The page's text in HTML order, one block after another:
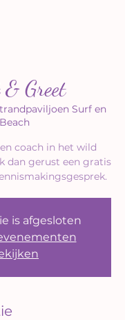
& Greet
Surf en
Beach
coach in het wild
dan gerust een gratis
is afgesloten